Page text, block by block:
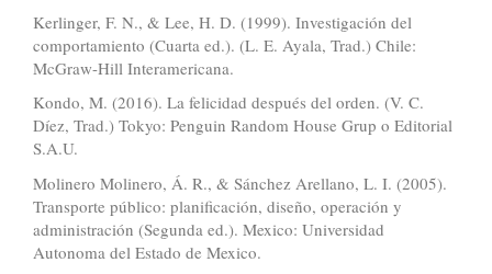
Kerlinger, F. N., & Lee, H. D. (1999). Investigación del
comportamiento (Cuarta ed.). (L. E. Ayala, Trad.) Chile:
McGraw-Hill Interamericana.
Kondo, M. (2016). La felicidad después del orden. (V. C.
Díez, Trad.) Tokyo: Penguin Random House Grup o Editorial
S.A.U.
Molinero Molinero, Á. R., & Sánchez Arellano, L. I. (2005).
Transporte público: planificación, diseño, operación y
administración (Segunda ed.). Mexico: Universidad
Autonoma del Estado de Mexico.